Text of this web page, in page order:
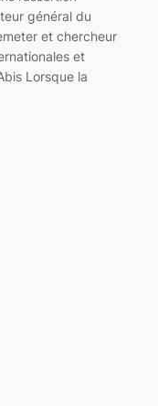
général du
et chercheur
et
Lorsque la